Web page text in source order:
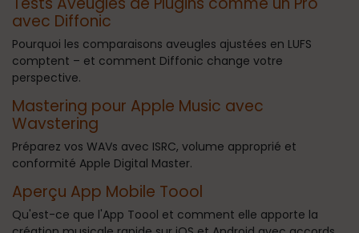
avec Diffonic
Pourquoi les comparaisons aveugles ajustées en LUFS
comptent – et comment Diffonic change votre
perspective.
Mastering pour Apple Music avec
Wavstering
Préparez vos WAVs avec ISRC, volume approprié et
conformité Apple Digital Master.
Aperçu App Mobile Toool
Qu'est-ce que l'App Toool et comment elle apporte la